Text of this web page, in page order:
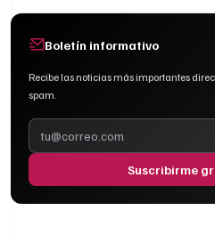
Boletín informativo
Recibe las noticias más importantes
spam.
Suscribirme